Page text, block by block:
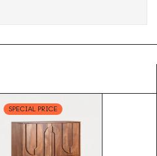
SPECIAL PRICE